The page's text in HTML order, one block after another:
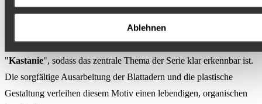
Ablehnen
dessen natürliche Konturen und markante Blattstruktur detailreich in
Szene gesetzt wurden. Über dem Blatt erscheint der Schriftzug
DEUTSCHER WALD", direkt darunter die Bezeichnung
"Kastanie", sodass das zentrale Thema der Serie klar erkennbar ist.
Die sorgfältige Ausarbeitung der Blattadern und die plastische
Gestaltung verleihen diesem Motiv einen lebendigen, organischen